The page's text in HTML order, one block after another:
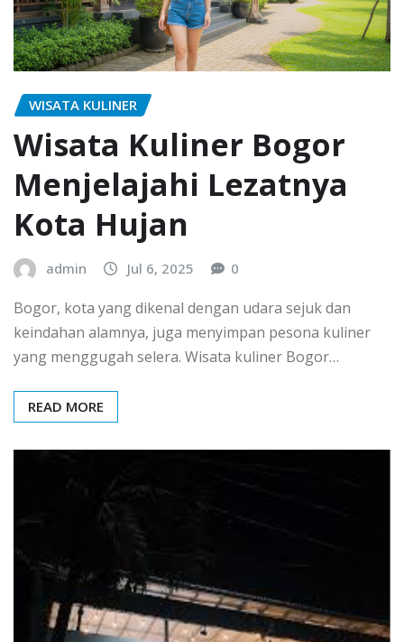
WISATA KULINER
Wisata Kuliner Bogor
Menjelajahi Lezatnya
Kota Hujan
admin Jul 6, 2025 0
Bogor, kota yang dikenal dengan udara sejuk dan
keindahan alamnya, juga menyimpan pesona kuliner
yang menggugah selera. Wisata kuliner Bogor…
READ MORE